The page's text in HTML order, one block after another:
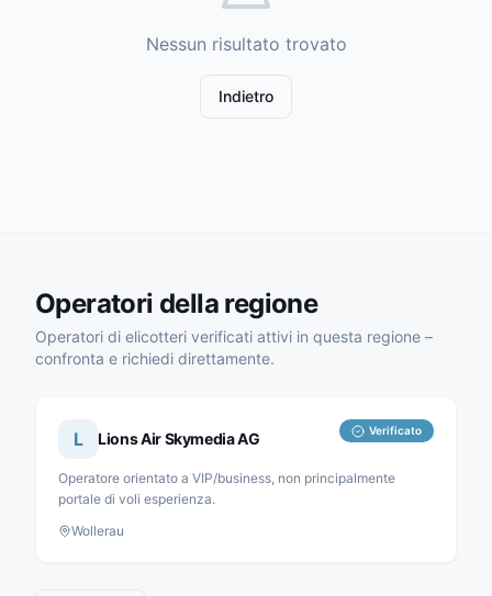
Nessun risultato trovato
Indietro
Operatori della regione
Operatori di elicotteri verificati attivi in questa regione –
confronta e richiedi direttamente.
L Lions Air Skymedia AG Verificato
Operatore orientato a VIP/business, non principalmente
portale di voli esperienza.
Wollerau